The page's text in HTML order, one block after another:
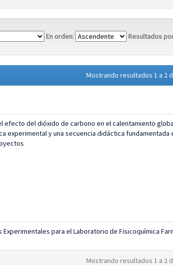
En orden: Resultados
Mostrando resultados 1 a 2
efecto del dióxido de carbono en el calentamiento
experimental y una secuencia didáctica fundamentada
para el Laboratorio de Fisicoquímica
Mostrando resultados 1 a 2